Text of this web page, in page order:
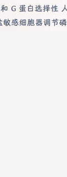
G 蛋白选择性
感细胞器调节